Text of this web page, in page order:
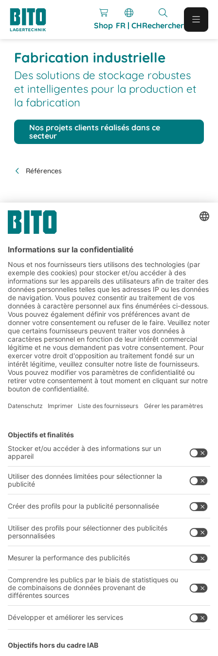
Shop FR | CHRechercher
Fabrication industrielle
Des solutions de stockage robustes
et intelligentes pour la production et
la fabrication
Nos projets clients réalisés dans ce
secteur
Références
Références dans le secteur de
la fabrication industrielle
Abonnez-vous à la lettre
d'information de BITO :
Actualités de l'entrepôt et de
la logistique
Réductions exclusives
Innovations
S'inscrire à la newsletter
Solutions intralogistiques
Bacs en matière plastique
Systèmes de rayonnages
Systèmes de transport interne
Formulaire de contact
Entreprise
Qui sommes-nous ?
Sites internationaux
Sites de production
Follow us
ABIT O
YOUR LIFE.